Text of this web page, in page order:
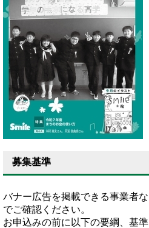
募集基準
バナー広告を掲載できる事業者
でご確認ください。
お申込みの前に以下の要綱、基準